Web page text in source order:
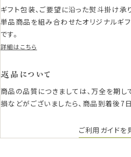
ギフト包装、ご要望に沿った熨斗掛け承
単品商品を組み合わせたオリジナルギ
です。
詳細はこちら
返品について
商品の品質につきましては、万全を期し
損などがございましたら、商品到着後7
ご利用ガイドを